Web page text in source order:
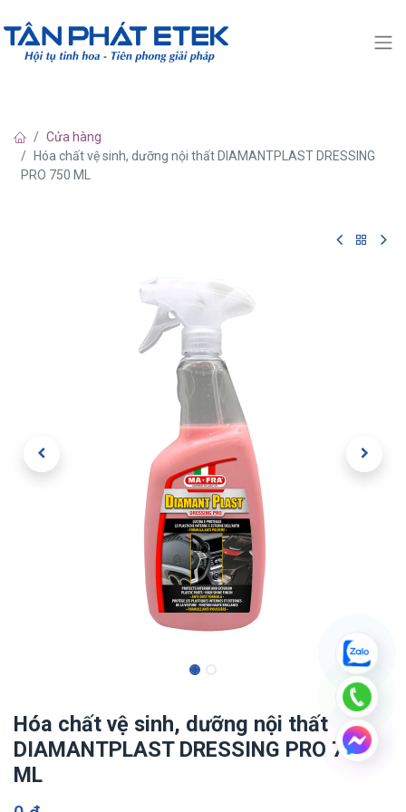
Cửa hàng
Hóa chất vệ sinh, dưỡng nội thất DIAMANTPLAST DRESSING
PRO 750 ML
Hóa chất vệ sinh, dưỡng nội thất
DIAMANTPLAST DRESSING PRO 750
ML